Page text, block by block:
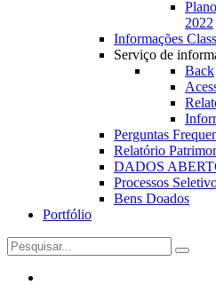
2022
Informações
Serviço de
Back
Perguntas
Relatório
DADOS
Processos
Bens Doados
Portfólio